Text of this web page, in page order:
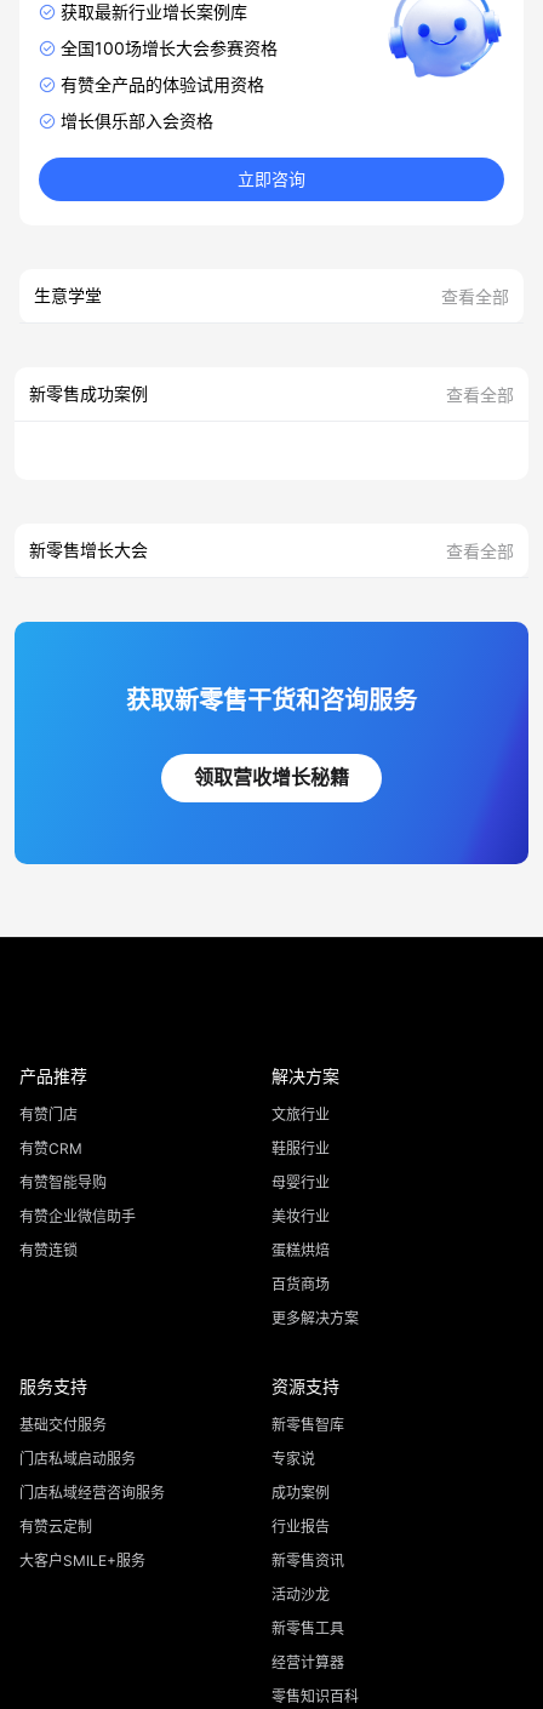
获取最新行业增长案例库
全国100场增长大会参赛资格
有赞全产品的体验试用资格
增长俱乐部入会资格
立即咨询
生意学堂 查看全部
新零售成功案例 查看全部
新零售增长大会 查看全部
获取新零售干货和咨询服务
领取营收增长秘籍
产品推荐
有赞门店
有赞CRM
有赞智能导购
有赞企业微信助手
有赞连锁
解决方案
文旅行业
鞋服行业
母婴行业
美妆行业
蛋糕烘焙
百货商场
更多解决方案
服务支持
基础交付服务
门店私域启动服务
门店私域经营咨询服务
有赞云定制
大客户SMILE+服务
资源支持
新零售智库
专家说
成功案例
行业报告
新零售资讯
活动沙龙
新零售工具
经营计算器
零售知识百科